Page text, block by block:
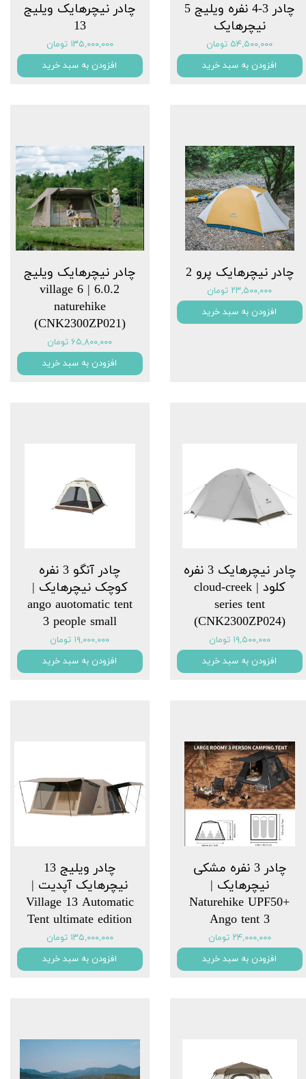
چادر 3-4 نفره ویلیج 5
نیچرهایک
۵۴,۵۰۰,۰۰۰ تومان
افزودن به سبد خرید
چادر نیچرهایک ویلیج
13
۱۳۵,۰۰۰,۰۰۰ تومان
افزودن به سبد خرید
چادر نیچرهایک پرو 2
۲۳,۵۰۰,۰۰۰ تومان
افزودن به سبد خرید
چادر نیچرهایک ویلیج
6.0.2 | village 6
naturehike
(CNK2300ZP021)
۶۵,۸۰۰,۰۰۰ تومان
افزودن به سبد خرید
چادر نیچرهایک 3 نفره
کلود | cloud-creek
series tent
(CNK2300ZP024)
۱۹,۵۰۰,۰۰۰ تومان
افزودن به سبد خرید
چادر آنگو 3 نفره
کوچک نیچرهایک |
‏ango auotomatic tent
3 people small
۱۹,۰۰۰,۰۰۰ تومان
افزودن به سبد خرید
چادر 3 نفره مشکی
نیچرهایک |
Naturehike UPF50+
Ango tent 3
۲۴,۰۰۰,۰۰۰ تومان
افزودن به سبد خرید
چادر ویلیج 13
نیچرهایک آپدیت |
Village 13 Automatic
Tent ultimate edition
۱۳۵,۰۰۰,۰۰۰ تومان
افزودن به سبد خرید